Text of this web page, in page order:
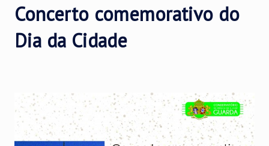
Concerto comemorativo do
Dia da Cidade